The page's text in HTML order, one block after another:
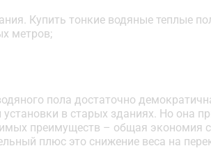
Купить тонкие водяные теплые
метров;
пола достаточно
в старых зданиях. Но она
преимуществ – общая экономия
плюс это снижение веса на